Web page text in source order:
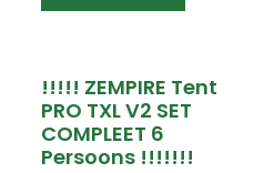
!!!!! ZEMPIRE Tent
PRO TXL V2 SET
COMPLEET 6
Persoons !!!!!!!